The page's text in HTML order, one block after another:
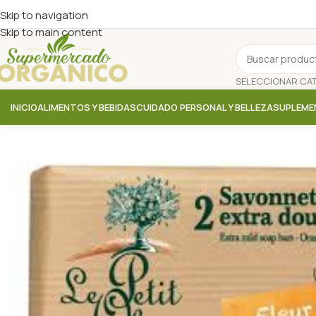
Skip to navigation
Skip to main content
INICIOALIMENTOS Y BEBIDASCUIDADO PERSONAL Y BELLEZA